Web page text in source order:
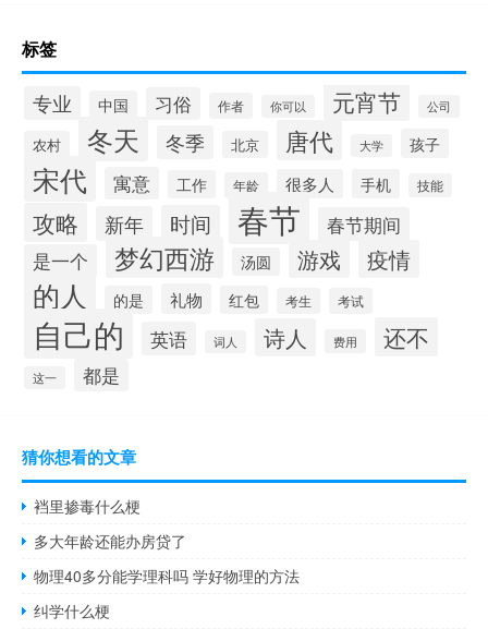
标签
专业 中国 习俗 作者 你可以 元宵节 公司
农村 冬天 冬季 北京 唐代 大学 孩子
宋代 寓意 工作 年龄 很多人 手机 技能
攻略 新年 时间 春节 春节期间
是一个 梦幻西游 汤圆 游戏 疫情
的人 的是 礼物 红包 考生 考试
自己的 英语 词人 诗人 费用 还不
这一 都是
猜你想看的文章
裆里掺毒什么梗
多大年龄还能办房贷了
物理40多分能学理科吗 学好物理的方法
纠学什么梗